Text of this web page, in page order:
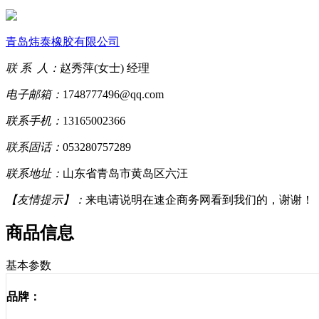
青岛炜泰橡胶有限公司
联 系 人： 赵秀萍(女士) 经理
电子邮箱： 1748777496@qq.com
联系手机： 13165002366
联系固话： 053280757289
联系地址： 山东省青岛市黄岛区六汪
【友情提示】： 来电请说明在速企商务网看到我们的，谢谢！
商品信息
基本参数
品牌：